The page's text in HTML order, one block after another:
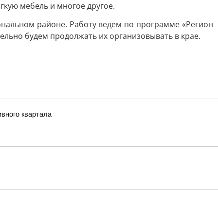
мебель и многое другое.
районе. Работу ведем по программе «Регион
будем продолжать их организовывать в крае.
квартала